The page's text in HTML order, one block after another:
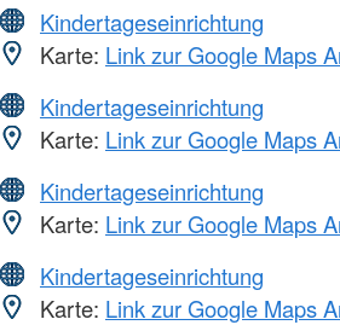
Kindertageseinrichtung
Karte: Link zur Google Maps
Kindertageseinrichtung
Karte: Link zur Google Maps
Kindertageseinrichtung
Karte: Link zur Google Maps
Kindertageseinrichtung
Karte: Link zur Google Maps